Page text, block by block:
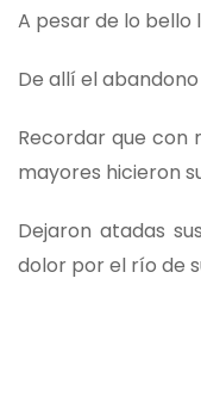
A pesar de lo bello
De allí el
Recordar que con
mayores hicieron
Dejaron atadas
dolor por el río de